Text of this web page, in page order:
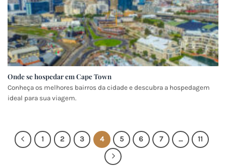
Onde se hospedar em Cape Town
Conheça os melhores bairros da cidade e descubra a hospedagem
ideal para sua viagem.
1 2 3 4 5 6 7 … 11